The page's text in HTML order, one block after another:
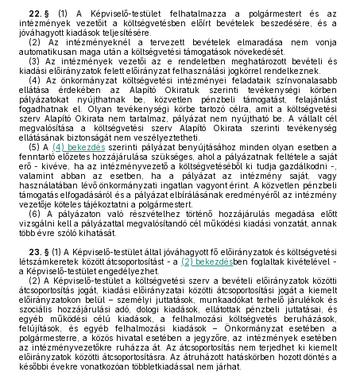
22. § (1) A Képviselő-testület felhatalmazza a polgármestert és az
intézmények vezetőit a költségvetésben előírt bevételek beszedésére, és a
jóváhagyott kiadások teljesítésére.
(2) Az intézményeknél a tervezett bevételek elmaradása nem vonja
automatikusan maga után a költségvetési támogatások növekedését.
(3) Az intézmények vezetői az e rendeletben meghatározott bevételi és
kiadási előirányzatok felett előirányzat felhasználási jogkörrel rendelkeznek.
(4) Az önkormányzat költségvetési intézményei feladataik színvonalasabb
ellátása érdekében az Alapító Okiratuk szerinti tevékenységi körben
pályázatokat nyújthatnak be, közvetlen pénzbeli támogatást, felajánlást
fogadhatnak el. Olyan tevékenységi körbe tartozó célra, amit a költségvetési
szerv Alapító Okirata nem tartalmaz, pályázat nem nyújtható be. A vállalt cél
megvalósítása a költségvetési szerv Alapító Okirata szerinti tevékenység
ellátásának biztonságát nem veszélyeztetheti.
(5) A (4) bekezdésszerinti pályázat benyújtásához minden olyan esetben a
fenntartó előzetes hozzájárulása szükséges, ahol a pályázatnak feltétele a saját
erő - kivéve, ha az intézményvezető a költségvetéséből ki tudja gazdálkodni -,
valamint abban az esetben, ha a pályázat az intézmény saját, vagy
használatában lévő önkormányzati ingatlan vagyont érint. A közvetlen pénzbeli
támogatás elfogadásáról és a pályázat elbírálásának eredményéről az intézmény
vezetője köteles tájékoztatni a polgármestert.
(6) A pályázaton való részvételhez történő hozzájárulás megadása előtt
vizsgálni kell a pályázattal megvalósítandó cél működési kiadási vonzatát, annak
több évre szóló kihatását.
23. § (1) A Képviselő-testület által jóváhagyott fő előirányzatok és költségvetési
létszámkeretek között átcsoportosítást - a (2) bekezdésben foglaltak kivételével -
a Képviselő-testület engedélyezhet.
(2) A Képviselő-testület a költségvetési szerv a bevételi előirányzatok közötti
átcsoportosítás jogát, kiadási előirányzatai közötti átcsoportosítási jogát a kiemelt
előirányzatokon belül – személyi juttatások, munkaadókat terhelő járulékok és
szociális hozzájárulási adó, dologi kiadások, ellátottak pénzbeli juttatásai, és
egyéb működési célú kiadások, a felhalmozási költségvetés beruházások,
felújítások, és egyéb felhalmozási kiadások – Önkormányzat esetében a
polgármesterre, a közös hivatal esetében a jegyzőre, az intézmények esetében
az intézményvezetőkre ruházza át. Az átcsoportosítás nem terjedhet ki kiemelt
előirányzatok közötti átcsoportosításra. Az átruházott hatáskörben hozott döntés a
későbbi évekre vonatkozóan többletkiadással nem járhat.